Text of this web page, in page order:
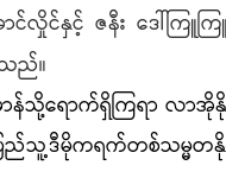
ာင်လှိုင်နှင့် ဇနီး ဒေါ်ကြူ
ည်။
ောက်ရှိကြရာ လာအိုနို
ည်သူ့ဒီမိုကရက်တစ်သမ္မတနို